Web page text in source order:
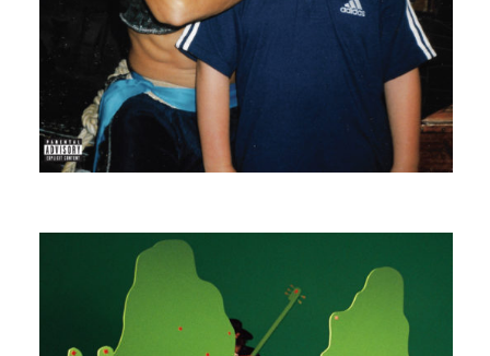
JONA RAIN
BOUT DE VERRE FEAT. WARALU